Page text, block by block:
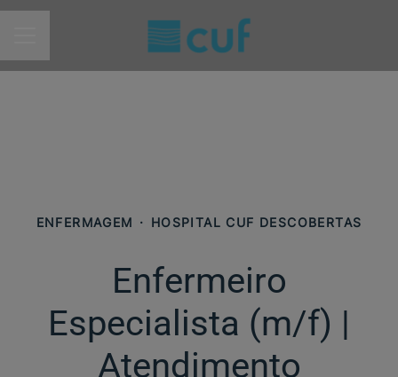
MENU DE CARREIRAS
ENFERMAGEM · HOSPITAL CUF DESCOBERTAS
Enfermeiro
Especialista (m/f)​ |
Atendimento